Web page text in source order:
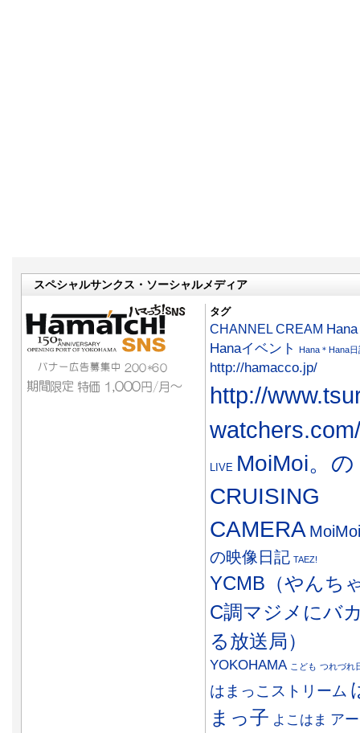
スペシャルサンクス・ソーシャルメディア
タグ
CHANNEL CREAM
Hanaイベント
Hana＊Hana日
http://hamacco.jp/
http://
watchers.com/
LIVE MoiMoi。の
CRUISING
CAMERA
の映像日記 TAEZ!
YCMB（やんち
C調マジメにバ
る放送局）
YOKOHAMA こども つれづれ
はまっこストリーム
まっ子 よこはま ア